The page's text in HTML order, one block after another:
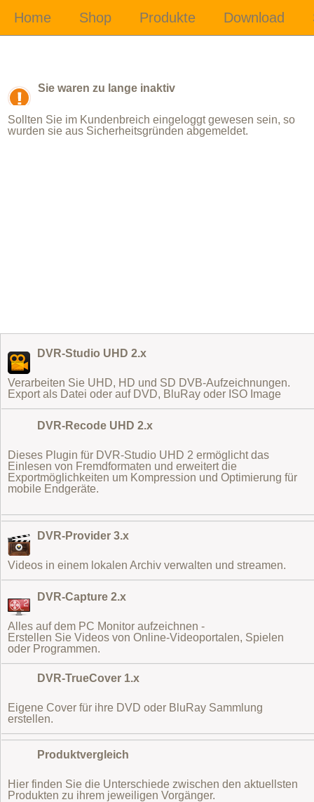
Sie waren zu lange inaktiv
Sollten Sie im Kundenbreich eingeloggt gewesen sein, so
wurden sie aus Sicherheitsgründen abgemeldet.
DVR-Studio UHD 2.x
Verarbeiten Sie UHD, HD und SD DVB-Aufzeichnungen.
Export als Datei oder auf DVD, BluRay oder ISO Image
DVR-Recode UHD 2.x
Dieses Plugin für DVR-Studio UHD 2 ermöglicht das
Einlesen von Fremdformaten und erweitert die
Exportmöglichkeiten um Kompression und Optimierung für
mobile Endgeräte.
DVR-Provider 3.x
Videos in einem lokalen Archiv verwalten und streamen.
DVR-Capture 2.x
Alles auf dem PC Monitor aufzeichnen -
Erstellen Sie Videos von Online-Videoportalen, Spielen
oder Programmen.
DVR-TrueCover 1.x
Eigene Cover für ihre DVD oder BluRay Sammlung
erstellen.
Produktvergleich
Hier finden Sie die Unterschiede zwischen den aktuellsten
Produkten zu ihrem jeweiligen Vorgänger.